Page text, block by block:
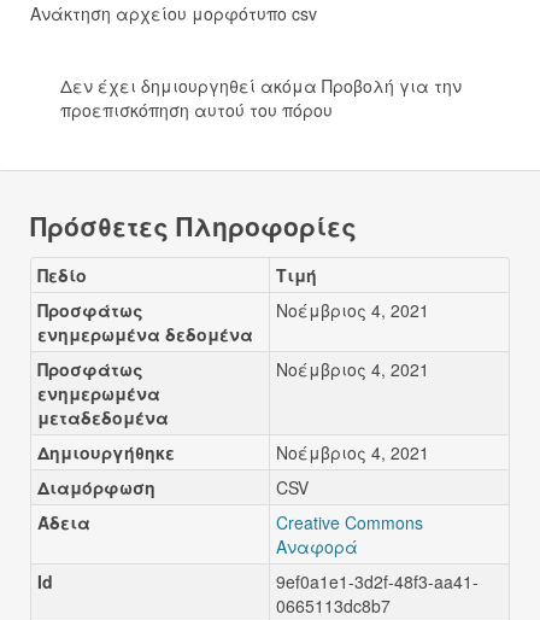
Ανάκτηση αρχείου μορφότυπο csv
Δεν έχει δημιουργηθεί ακόμα Προβολή για την
προεπισκόπηση αυτού του πόρου
Πρόσθετες Πληροφορίες
Πεδίο
Τιμή
Προσφάτως
ενημερωμένα δεδομένα
Νοέμβριος 4, 2021
Προσφάτως
ενημερωμένα
μεταδεδομένα
Νοέμβριος 4, 2021
Δημιουργήθηκε
Νοέμβριος 4, 2021
Διαμόρφωση
CSV
Άδεια
Creative Commons
Αναφορά
Id
9ef0a1e1-3d2f-48f3-aa41-
0665113dc8b7